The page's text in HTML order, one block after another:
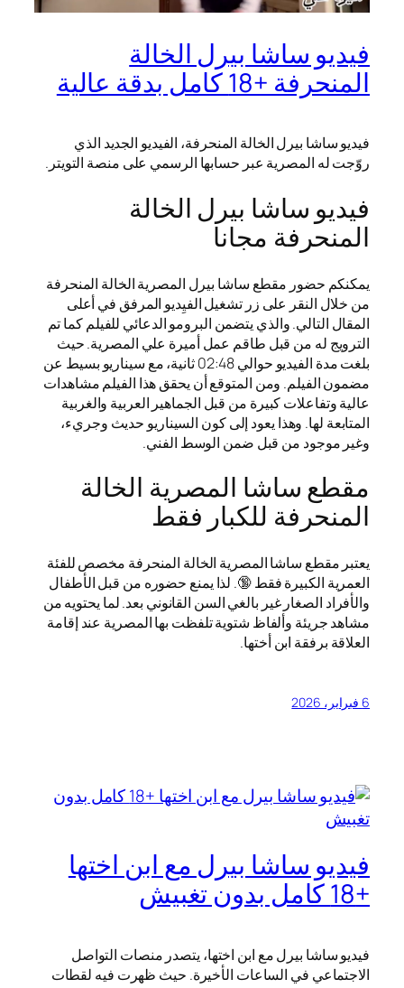
فيديو ساشا بيرل الخالة
المنحرفة +18 كامل بدقة عالية
فيديو ساشا بيرل الخالة المنحرفة، الفيديو الجديد الذي
روّجت له المصرية عبر حسابها الرسمي على منصة التويتر.
فيديو ساشا بيرل الخالة
المنحرفة مجانا
يمكنكم حضور مقطع ساشا بيرل المصرية الخالة المنحرفة
من خلال النقر على زر تشغيل الفيِديو المرفق في أعلى
المقال التالي. والذي يتضمن البرومو الدعائي للفيلم كما تم
الترويج له من قبل طاقم عمل أميرة علي المصرية. حيث
بلغت مدة الفيديو حوالي 02:48 ثانية، مع سيناريو بسيط عن
مضمون الفيلم. ومن المتوقع أن يحقق هذا الفيلم مشاهدات
عالية وتفاعلات كبيرة من قبل الجماهير العربية والغربية
المتابعة لها. وهذا يعود إلى كون السيناريو حديث وجريء،
وغير موجود من قبل ضمن الوسط الفني.
مقطع ساشا المصرية الخالة
المنحرفة للكبار فقط
يعتبر مقطع ساشا المصرية الخالة المنحرفة مخصص للفئة
العمرية الكبيرة فقط 🔞. لذا يمنع حضوره من قبل الأطفال
والأفراد الصغار غير بالغي السن القانوني بعد. لما يحتويه من
مشاهد جريئة وألفاظ شتوية تلفظت بها المصرية عند إقامة
العلاقة برفقة ابن أختها.
6 فبراير، 2026
فيديو ساشا بيرل مع ابن اختها
+18 كامل بدون تغبيش
فيديو ساشا بيرل مع ابن اختها، يتصدر منصات التواصل
الاجتماعي في الساعات الأخيرة. حيث ظهرت فيه لقطات